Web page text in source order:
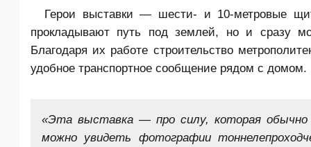
Герои выставки — шести- и 10-метровые
прокладывают путь под землей, но и сразу
Благодаря их работе строительство
удобное транспортное сообщение рядом с домом.
«Эта выставка — про силу, которая
можно увидеть фотографии